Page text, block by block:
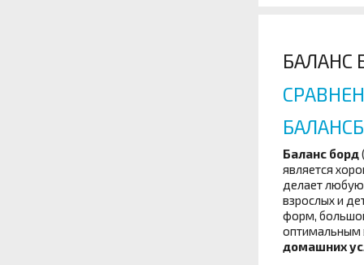
БАЛАНС
Баланс борд
является
делает
взрослых и
форм,
оптимальным
домашних